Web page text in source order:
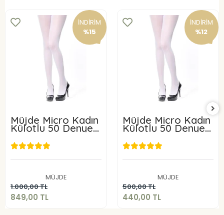
İNDİRİM
%15
Müjde Micro Kadın
Külotlu 50 Denye 6
ADET
MÜJDE
1.000,00 TL
849,00 TL
Sepete Ekle
İNDİRİM
%12
Müjde Micro Kadın
Külotlu 50 Denye 3
ADET
MÜJDE
500,00 TL
440,00 TL
Sepete Ekle